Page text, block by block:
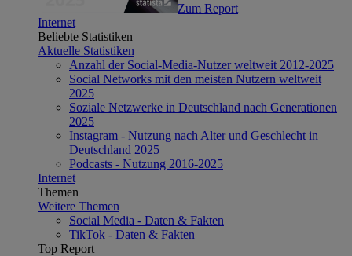
Zum Report
Internet
Beliebte Statistiken
Aktuelle Statistiken
Anzahl der Social-Media-Nutzer weltweit 2012-2025
Social Networks mit den meisten Nutzern weltweit
2025
Soziale Netzwerke in Deutschland nach Generationen
2025
Instagram - Nutzung nach Alter und Geschlecht in
Deutschland 2025
Podcasts - Nutzung 2016-2025
Internet
Themen
Weitere Themen
Social Media - Daten & Fakten
TikTok - Daten & Fakten
Top Report